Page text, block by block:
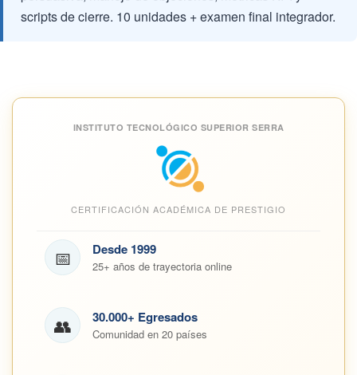
scripts de cierre. 10 unidades + examen final integrador.
INSTITUTO TECNOLÓGICO SUPERIOR SERRA
CERTIFICACIÓN ACADÉMICA DE PRESTIGIO
📅 Desde 1999
25+ años de trayectoria online
👥 30.000+ Egresados
Comunidad en 20 países